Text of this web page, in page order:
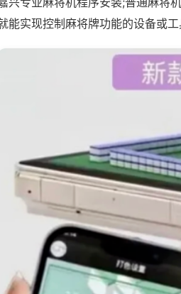
能实现控制麻将牌功能的设备或工